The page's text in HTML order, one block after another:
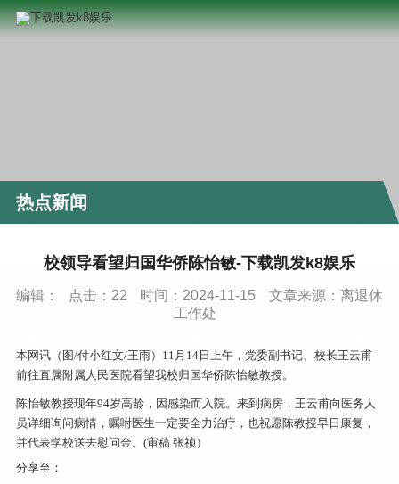
热点新闻
校领导看望归国华侨陈怡敏-下载凯发k8娱乐
编辑： 点击： 22 时间：2024-11-15
文章来源：离退休
工作处
本网讯（图/付小红文/王雨）11月14日上午，党委副书记、校长王云甫
前往直属附属人民医院看望我校归国华侨陈怡敏教授。
陈怡敏教授现年94岁高龄，因感染而入院。来到病房，王云甫向医务人
员详细询问病情，嘱咐医生一定要全力治疗，也祝愿陈教授早日康复，
并代表学校送去慰问金。(审稿 张祯）
分享至：